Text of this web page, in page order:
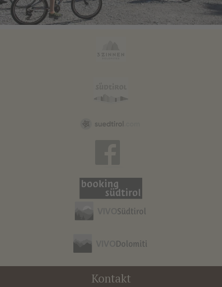
Kontakt